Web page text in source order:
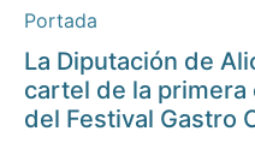
Portada
La Diputación de
cartel de la
del Festival Gastro